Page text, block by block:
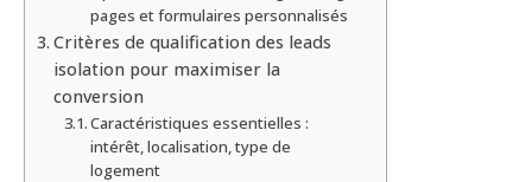
pages et formulaires personnalisés
Critères de qualification des leads
isolation pour maximiser la
conversion
Caractéristiques essentielles :
intérêt, localisation, type de
logement